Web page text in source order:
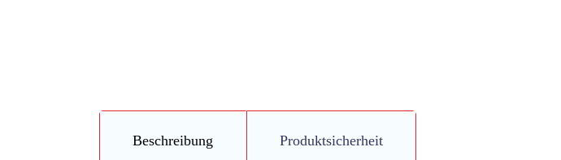
Beschreibung Produktsicherheit